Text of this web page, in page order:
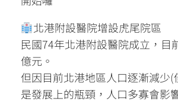
北港附設醫院增設虎尾院區
民國74年北港附設醫院成立，目
億元。
但因目前北港地區人口逐漸減少(
是發展上的瓶頸，人口多寡會影